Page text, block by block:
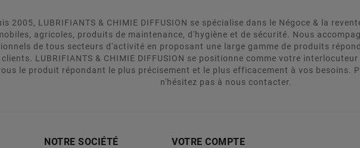
2005, LUBRIFIANTS & CHIMIE DIFFUSION se spécialise dans le Négoce & la
agricoles, produits de maintenance, d'hygiène et de sécurité. Nous
de tous secteurs d'activité en proposant une large gamme de produits
clients. LUBRIFIANTS & CHIMIE DIFFUSION se positionne comme votre
le produit répondant le plus précisement et le plus efficacement à vos besoins.
n'hésitez pas à nous contacter.
NOTRE SOCIÉTÉ VOTRE COMPTE